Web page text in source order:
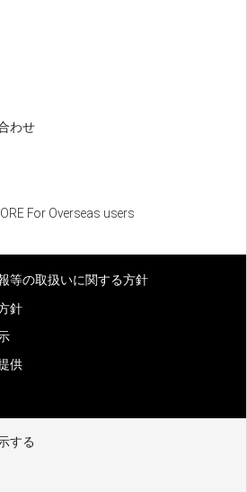
わせ
For Overseas users
等の取扱いに関する方針
針
供
する